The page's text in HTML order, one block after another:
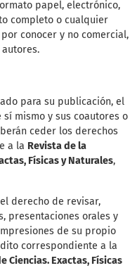
papel, electrónico,
completo o cualquier
conocer y no comercial,
para su publicación, el
mismo y sus coautores o
ceder los derechos
a la Revista de la
Físicas y Naturales,
derecho de revisar,
presentaciones orales y
de su propio
correspondiente a la
Ciencias. Exactas, Físicas